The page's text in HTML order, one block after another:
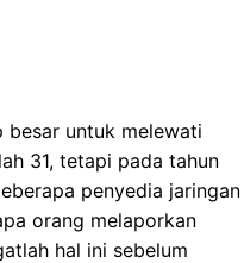
untuk melewati
31, tetapi pada tahun
penyedia jaringan
orang melaporkan
hal ini sebelum